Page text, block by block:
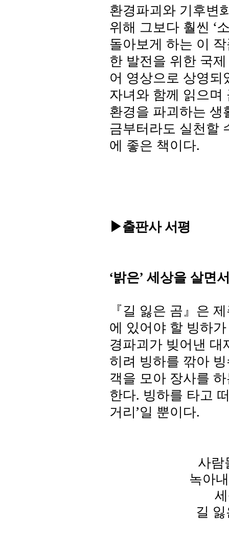
환경파괴와 기후변
위해 그보다 훨씬 ‘
돌아보게 하는 이
한 발전을 위한 국
어 영상으로 상영되
자녀와 함께 읽으며
환경을 파괴하는
금부터라도 실천할
에 좋은 책이다.
▶출판사 서평
‘밝은’ 세상을 살면
『길 잃은 곰』은
에 있어야 할 빙하
경파괴가 빚어낸
히려 빙하를 깎아
객을 모아 장사를
한다. 빙하를 타고
거리’일 뿐이다.
사람
녹아
길